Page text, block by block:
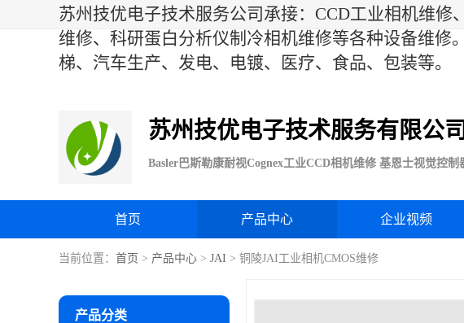
苏州技优电子技术服务公司承接：CCD工业相机维修
维修、科研蛋白分析仪制冷相机维修等各种设备维
梯、汽车生产、发电、电镀、医疗、食品、包装等。
苏州技优电子技术服务有限公司
首页 产品中心 企业视频
当前位置： 首页 > 产品中心 > JAI > 铜陵JAI工业相机CMOS维修
产品分类